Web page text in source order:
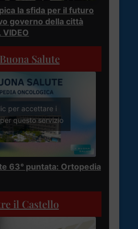
la sfida per il futuro
governo della città
VIDEO
Salute
per accettare i
questo servizio
63° puntata: Ortopedia
il Castello